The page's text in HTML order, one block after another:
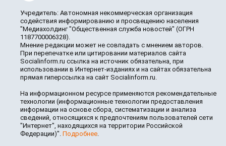
Учредитель: Автономная некоммерческая организация
содействия информированию и просвещению населения
"Медиахолдинг "Общественная служба новостей" (ОГРН
1187700006328).
Мнение редакции может не совпадать с мнением авторов.
При перепечатке или цитировании материалов сайта
Socialinform.ru ссылка на источник обязательна, при
использовании в Интернет-изданиях и на сайтах обязательна
прямая гиперссылка на сайт Socialinform.ru.
На информационном ресурсе применяются рекомендательные
технологии (информационные технологии предоставления
информации на основе сбора, систематизации и анализа
сведений, относящихся к предпочтениям пользователей сети
"Интернет", находящихся на территории Российской
Федерации)". Подробнее.